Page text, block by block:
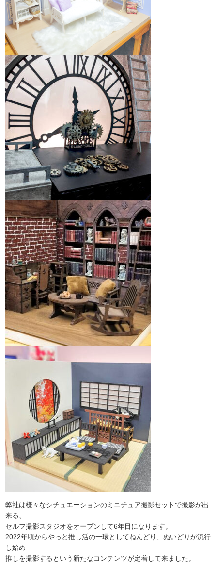
弊社は様々なシチュエーションのミニチュア撮影セットで撮影が出
来る、
セルフ撮影スタジオをオープンして6年目になります。
2022年頃からやっと推し活の一環としてねんどり、ぬいどりが流行
し始め
推しを撮影するという新たなコンテンツが定着して来ました。